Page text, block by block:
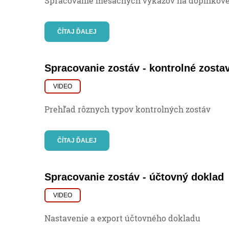
ČÍTAJ ĎALEJ
Spracovanie zostáv - kontrolné
VIDEO
Prehľad rôznych typov kontrolných zostáv
ČÍTAJ ĎALEJ
Spracovanie zostáv - účtovný doklad
VIDEO
Nastavenie a export účtovného dokladu